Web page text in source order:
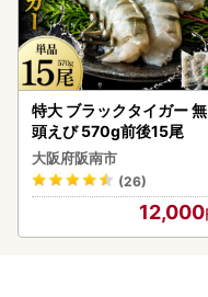
特大 ブラックタイガー 無
頭えび 570g前後15尾
大阪府阪南市
(26)
12,000